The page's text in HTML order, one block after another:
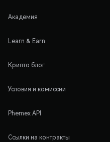
Академия
Learn & Earn
Крипто блог
Условия и комиссии
Phemex API
Ссылки на контракты